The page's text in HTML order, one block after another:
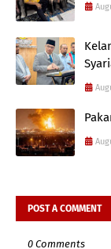
POST A COMMENT
0 Comments